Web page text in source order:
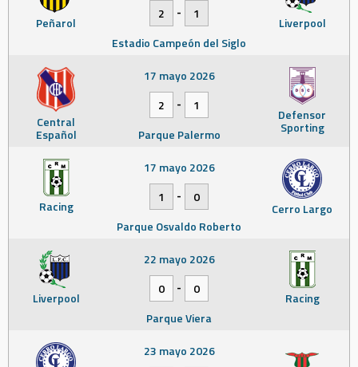
Peñarol Liverpool
2
-
1
Estadio Campeón del Siglo
Central
Español
Defensor
Sporting
17 mayo 2026
2
-
1
Parque Palermo
Racing Cerro Largo
17 mayo 2026
1
-
0
Parque Osvaldo Roberto
Liverpool Racing
22 mayo 2026
0
-
0
Parque Viera
23 mayo 2026